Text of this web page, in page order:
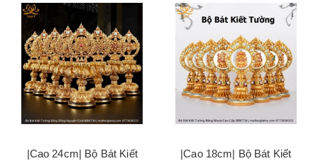
|Cao 24cm| Bộ Bát Kiết
|Cao 18cm| Bộ Bát Kiết